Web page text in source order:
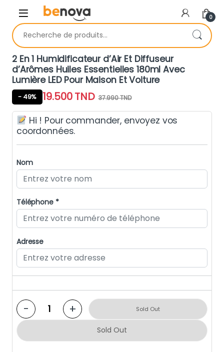
Skip to navigation
Skip to content
0
Recherche pour :
2 En 1 Humidificateur d’Air Et Diffuseur
d’Arômes Huiles Essentielles 180ml Avec
Lumière LED Pour Maison Et Voiture
- 49% 19.500TND 37.990TND
Hi ! Pour commander, envoyez vos
coordonnées.
Nom
Téléphone *
Adresse
- + Sold Out
Sold Out